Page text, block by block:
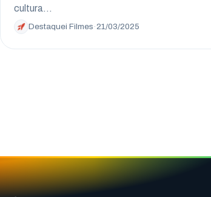
cultura…
Destaquei Filmes ·21/03/2025